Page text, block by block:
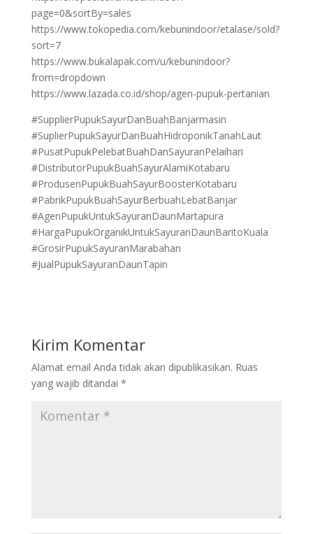
page=0&sortBy=sales
https://www.tokopedia.com/kebunindoor/etalase/sold?
sort=7
https://www.bukalapak.com/u/kebunindoor?
from=dropdown
https://www.lazada.co.id/shop/agen-pupuk-pertanian
#SupplierPupukSayurDanBuahBanjarmasin
#SuplierPupukSayurDanBuahHidroponikTanahLaut
#PusatPupukPelebatBuahDanSayuranPelaihari
#DistributorPupukBuahSayurAlamiKotabaru
#ProdusenPupukBuahSayurBoosterKotabaru
#PabrikPupukBuahSayurBerbuahLebatBanjar
#AgenPupukUntukSayuranDaunMartapura
#HargaPupukOrganikUntukSayuranDaunBaritoKuala
#GrosirPupukSayuranMarabahan
#JualPupukSayuranDaunTapin
Kirim Komentar
Alamat email Anda tidak akan dipublikasikan. Ruas
yang wajib ditandai *